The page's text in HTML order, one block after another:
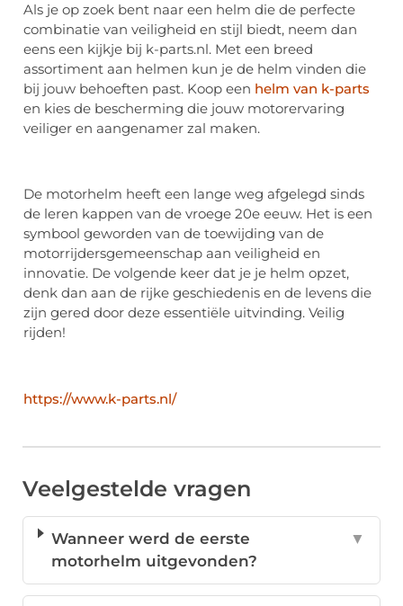
Als je op zoek bent naar een helm die de perfecte
combinatie van veiligheid en stijl biedt, neem dan
eens een kijkje bij k-parts.nl. Met een breed
assortiment aan helmen kun je de helm vinden die
bij jouw behoeften past. Koop een helm van k-parts
en kies de bescherming die jouw motorervaring
veiliger en aangenamer zal maken.
De motorhelm heeft een lange weg afgelegd sinds
de leren kappen van de vroege 20e eeuw. Het is een
symbool geworden van de toewijding van de
motorrijdersgemeenschap aan veiligheid en
innovatie. De volgende keer dat je je helm opzet,
denk dan aan de rijke geschiedenis en de levens die
zijn gered door deze essentiële uitvinding. Veilig
rijden!
https://www.k-parts.nl/
Veelgestelde vragen
Wanneer werd de eerste
motorhelm uitgevonden?
▼